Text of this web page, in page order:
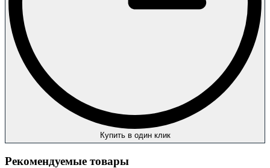
Купить в один клик
Рекомендуемые товары